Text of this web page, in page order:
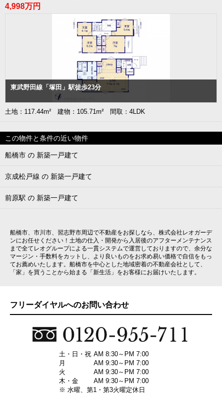
4,998万円
東武野田線「塚田」駅徒歩23分
土地：117.44m² 建物：105.71m² 間取：4LDK
この物件と条件の近い物件
船橋市 の 新築一戸建て
京成松戸線 の 新築一戸建て
前原駅 の 新築一戸建て
船橋市、市川市、習志野市周辺で不動産をお探しなら、株式会社レオガーデ
ンにお任せください！土地の仕入・開発から入居後のアフターメンテナンス
まで全てレオグループによる一貫システムで運営しておりますので、余分な
マージン・手数料をカットし、より良いものをお求め易い価格で自信をもっ
てお薦めいたします。船橋市を中心とした地域密着の不動産会社として、
「家」を買うことから始まる「新生活」をお客様にお届けいたします。
フリーダイヤルへのお問い合わせ
土・日・祝 AM 8:30～PM 7:00
月
AM 9:30～PM 7:00
火
AM 9:30～PM 7:00
木・金
AM 9:30～PM 7:00
※ 水曜、第1・第3火曜定休日